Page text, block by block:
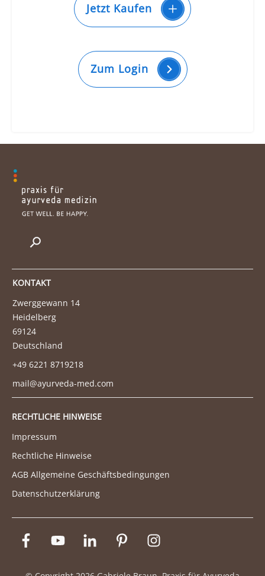
Jetzt Kaufen
Zum Login
KONTAKT
Zwerggewann 14
Heidelberg
69124
Deutschland
+49 6221 8719218
mail@ayurveda-med.com
RECHTLICHE HINWEISE
Impressum
Rechtliche Hinweise
AGB Allgemeine Geschäftsbedingungen
Datenschutzerklärung